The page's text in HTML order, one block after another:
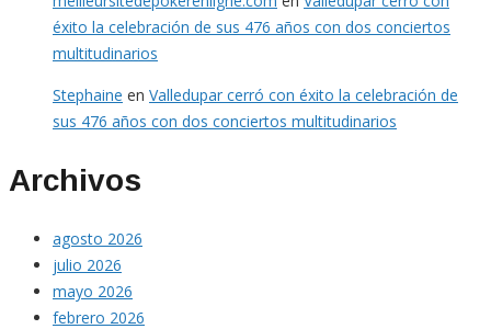
éxito la celebración de sus 476 años con dos conciertos
multitudinarios
Stephaine en Valledupar cerró con éxito la celebración de
sus 476 años con dos conciertos multitudinarios
Archivos
agosto 2026
julio 2026
mayo 2026
febrero 2026